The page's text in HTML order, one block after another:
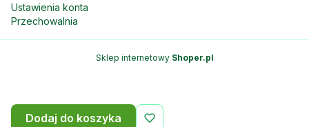
Ustawienia konta
Przechowalnia
Sklep internetowy Shoper.pl
Dodaj do koszyka